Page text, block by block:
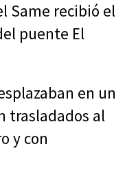
Same recibió el
puente El
en un
trasladados al
y con